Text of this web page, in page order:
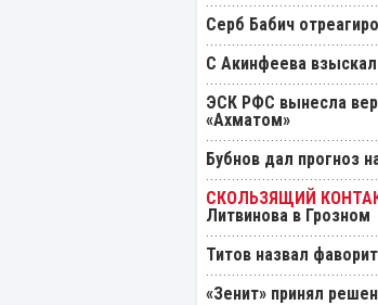
Серб Бабич
С Акинфеева
ЭСК РФС вынесла
«Ахматом»
Бубнов дал прогноз
Литвинова в Грозном
Титов назвал
«Зенит» принял